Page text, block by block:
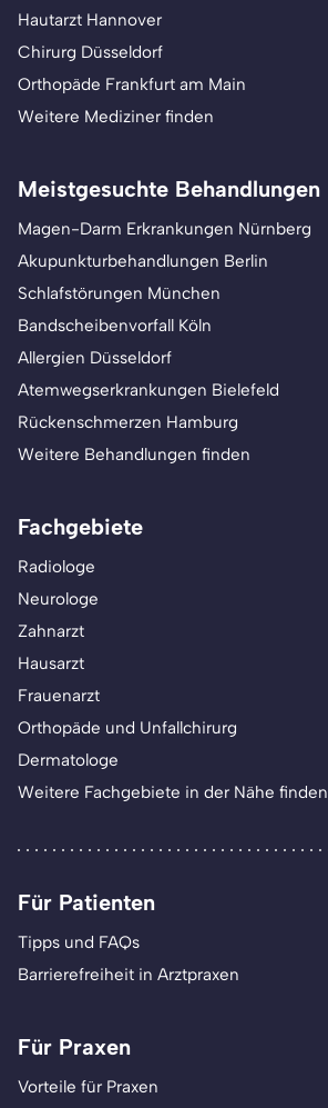
Hautarzt Hannover
Chirurg Düsseldorf
Orthopäde Frankfurt am Main
Weitere Mediziner finden
Meistgesuchte Behandlungen
Magen-Darm Erkrankungen Nürnberg
Akupunkturbehandlungen Berlin
Schlafstörungen München
Bandscheibenvorfall Köln
Allergien Düsseldorf
Atemwegserkrankungen Bielefeld
Rückenschmerzen Hamburg
Weitere Behandlungen finden
Fachgebiete
Radiologe
Neurologe
Zahnarzt
Hausarzt
Frauenarzt
Orthopäde und Unfallchirurg
Dermatologe
Weitere Fachgebiete in der Nähe finden
Für Patienten
Tipps und FAQs
Barrierefreiheit in Arztpraxen
Für Praxen
Vorteile für Praxen